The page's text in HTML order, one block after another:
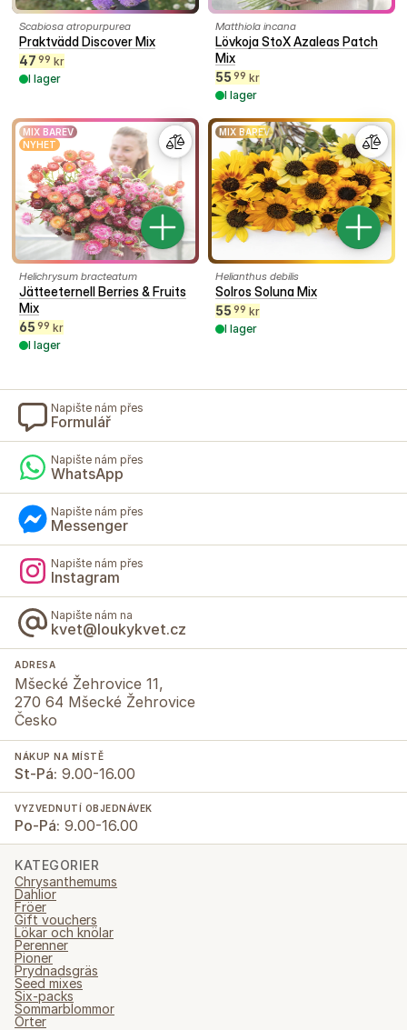
Scabiosa atropurpurea
Praktvädd Discover Mix
47 99 kr
I lager
Matthiola incana
Lövkoja StoX Azaleas Patch
Mix
55 99 kr
I lager
MIX BAREV
NYHET
Helichrysum bracteatum
Jätteeternell Berries & Fruits
Mix
65 99 kr
I lager
MIX BAREV
Helianthus debilis
Solros Soluna Mix
55 99 kr
I lager
Napište nám přes
Formulář
Napište nám přes
WhatsApp
Napište nám přes
Messenger
Napište nám přes
Instagram
Napište nám na
kvet@loukykvet.cz
ADRESA
Mšecké Žehrovice 11,
270 64 Mšecké Žehrovice
Česko
NÁKUP NA MÍSTĚ
St-Pá: 9.00-16.00
VYZVEDNUTÍ OBJEDNÁVEK
Po-Pá: 9.00-16.00
KATEGORIER
Chrysanthemums
Dahlior
Fröer
Gift vouchers
Lökar och knölar
Perenner
Pioner
Prydnadsgräs
Seed mixes
Six-packs
Sommarblommor
Örter